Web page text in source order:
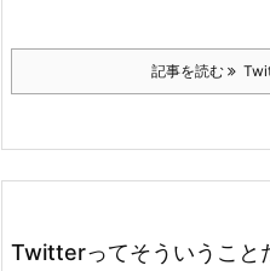
記事を読む
Twitterってそういうこと